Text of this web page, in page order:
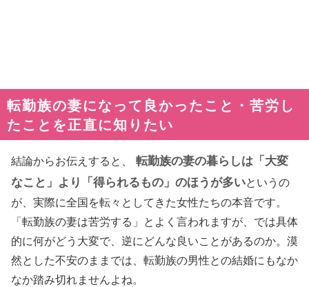
転勤族の妻になって良かったこと・苦労し
たことを正直に知りたい
結論からお伝えすると、
転勤族の妻の暮らしは「大変
なこと」より「得られるもの」のほうが多いというの
が、実際に全国を転々としてきた女性たちの本音です。
「転勤族の妻は苦労する」とよく言われますが、では具体
的に何がどう大変で、逆にどんな良いことがあるのか。漠
然とした不安のままでは、転勤族の男性との結婚にもなか
なか踏み切れませんよね。